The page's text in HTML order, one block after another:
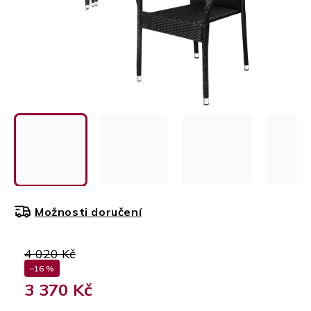
4 020 Kč
–16 %
3 370 Kč
Možnosti doručení